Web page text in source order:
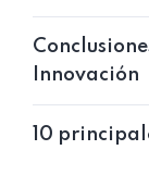
Innovación
10